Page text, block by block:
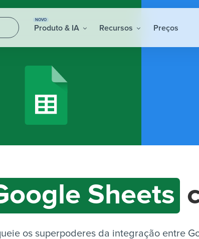
NOVO
Produto & IA Recursos Preços
Sheets
os superpoderes da integração entre